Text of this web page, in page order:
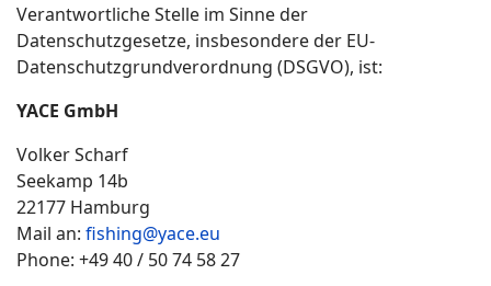
Verantwortliche Stelle im Sinne der
Datenschutzgesetze, insbesondere der EU-
Datenschutzgrundverordnung (DSGVO), ist:
YACE GmbH
Volker Scharf
Seekamp 14b
22177 Hamburg
Mail an: fishing@yace.eu
Phone: +49 40 / 50 74 58 27